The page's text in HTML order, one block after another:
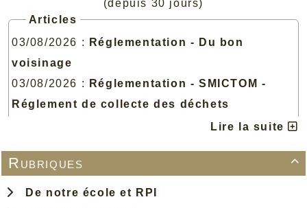
(depuis 30 jours)
Articles
03/08/2026 :
Réglementation - Du bon
voisinage
03/08/2026 :
Réglementation - SMICTOM -
Réglement de collecte des déchets
Réglementation - HLPP - Le
03/08/2026 :
Sanitaire Départemental
Lire la suite

Rubriques
De notre école et RPI